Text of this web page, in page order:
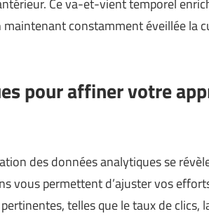
constamment éveillée la
pour affiner votre
des données analytiques se
vous permettent d’ajuster vos
telles que le taux de clics,